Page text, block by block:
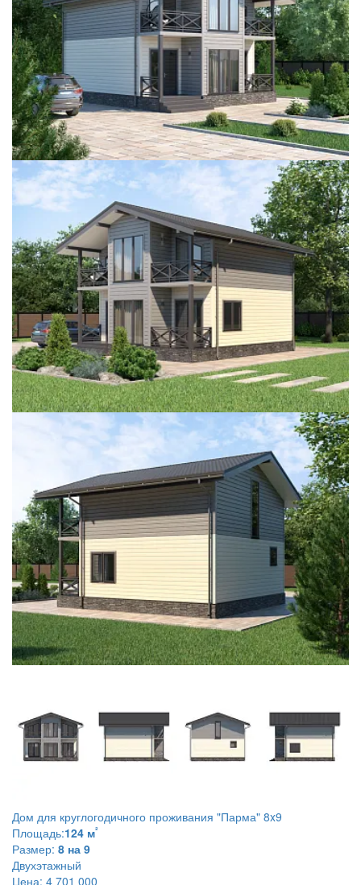
Дом для круглогодичного проживания "Парма" 8x9
Площадь:124 м²
Размер: 8 на 9
Двухэтажный
Цена: 4 701 000